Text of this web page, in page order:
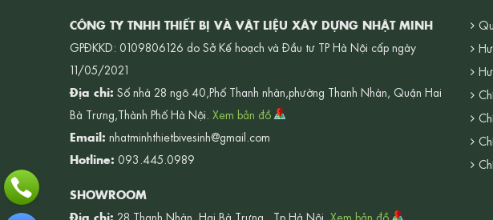
CÔNG TY TNHH THIẾT BỊ VÀ VẬT LIỆU XÂY DỰNG NHẬT MINH
GPĐKKD: 0109806126 do Sở Kế hoạch và Đầu tư TP Hà Nội cấp ngày
11/05/2021
Địa chỉ: Số nhà 28 ngõ 40,Phố Thanh nhàn,phường Thanh Nhàn, Quận Hai
Bà Trưng,Thành Phố Hà Nội. Xem bản đồ
Email: nhatminhthietbivesinh@gmail.com
Hotline: 093.445.0989
SHOWROOM
Địa chỉ: 28 Thanh Nhàn, Hai Bà Trưng , Tp.Hà Nội. Xem bản đồ